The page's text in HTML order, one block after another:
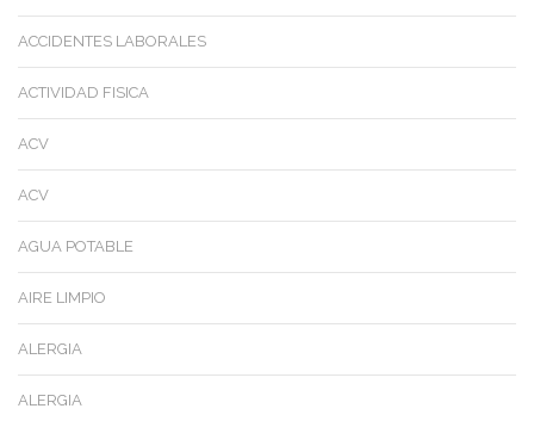
ACCIDENTES LABORALES
ACTIVIDAD FISICA
ACV
ACV
AGUA POTABLE
AIRE LIMPIO
ALERGIA
ALERGIA